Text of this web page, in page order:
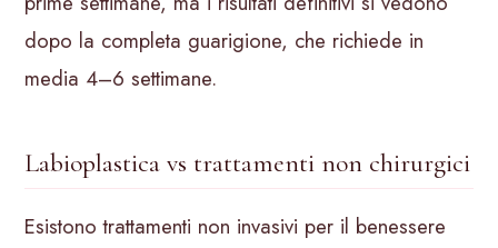
dopo la completa guarigione, che richiede in
media 4–6 settimane.
Labioplastica vs trattamenti non chirurgici
Esistono trattamenti non invasivi per il benessere